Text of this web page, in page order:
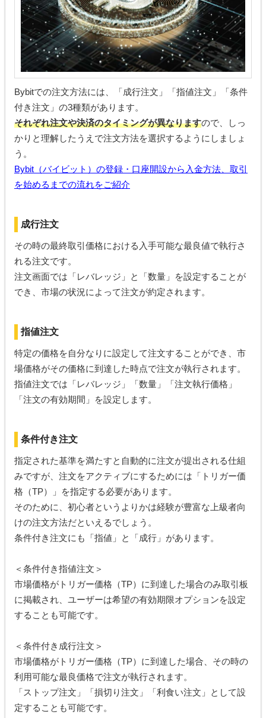
Bybitでの注文方法には、「成行注文」「指値注文」「条件
付き注文」の3種類があります。
それぞれ注文や決済のタイミングが異なりますので、しっ
かりと理解したうえで注文方法を選択するようにしましょ
う。
Bybit（バイビット）の登録・口座開設から入金方法、取引
を始めるまでの流れをご紹介
成行注文
その時の最終取引価格における入手可能な最良値で執行さ
れる注文です。
注文画面では「レバレッジ」と「数量」を設定することが
でき、市場の状況によって注文が約定されます。
指値注文
特定の価格を自分なりに設定して注文することができ、市
場価格がその価格に到達した時点で注文が執行されます。
指値注文では「レバレッジ」「数量」「注文執行価格」
「注文の有効期間」を設定します。
条件付き注文
指定された基準を満たすと自動的に注文が提出される仕組
みですが、注文をアクティブにするためには「トリガー価
格（TP）」を指定する必要があります。
そのために、初心者というよりかは経験が豊富な上級者向
けの注文方法だといえるでしょう。
条件付き注文にも「指値」と「成行」があります。
＜条件付き指値注文＞
市場価格がトリガー価格（TP）に到達した場合のみ取引板
に掲載され、ユーザーは希望の有効期限オプションを設定
することも可能です。
＜条件付き成行注文＞
市場価格がトリガー価格（TP）に到達した場合、その時の
利用可能な最良価格で注文が執行されます。
「ストップ注文」「損切り注文」「利食い注文」として設
定することも可能です。